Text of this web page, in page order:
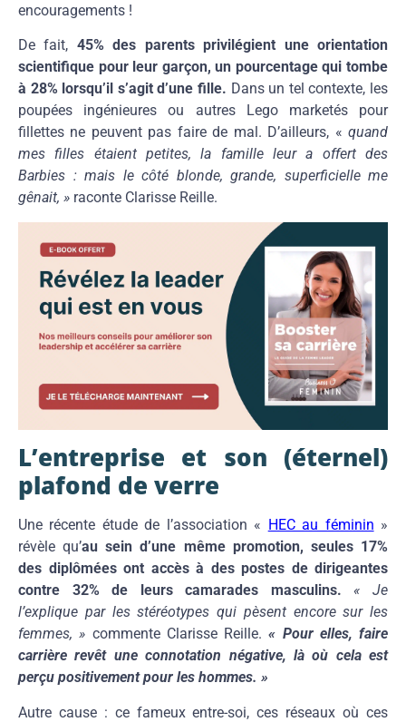
encouragements !
De fait, 45% des parents privilégient une orientation
scientifique pour leur garçon, un pourcentage qui tombe
à 28% lorsqu’il s’agit d’une fille. Dans un tel contexte, les
poupées ingénieures ou autres Lego marketés pour
fillettes ne peuvent pas faire de mal. D’ailleurs, « quand
mes filles étaient petites, la famille leur a offert des
Barbies : mais le côté blonde, grande, superficielle me
gênait, » raconte Clarisse Reille.
L’entreprise et son (éternel)
plafond de verre
Une récente étude de l’association « HEC au féminin »
révèle qu’au sein d’une même promotion, seules 17%
des diplômées ont accès à des postes de dirigeantes
contre 32% de leurs camarades masculins.« Je
l’explique par les stéréotypes qui pèsent encore sur les
femmes, » commente Clarisse Reille.« Pour elles, faire
carrière revêt une connotation négative, là où cela est
perçu positivement pour les hommes. »
Autre cause : ce fameux entre-soi, ces réseaux où ces